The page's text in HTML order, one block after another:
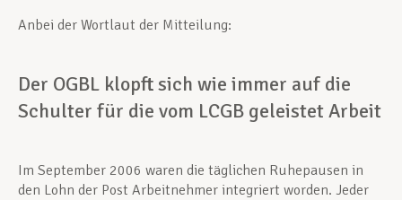
Anbei der Wortlaut der Mitteilung:
Der OGBL klopft sich wie immer auf die
Schulter für die vom LCGB geleistet Arbeit
Im September 2006 waren die täglichen Ruhepausen in
den Lohn der Post Arbeitnehmer integriert worden. Jeder